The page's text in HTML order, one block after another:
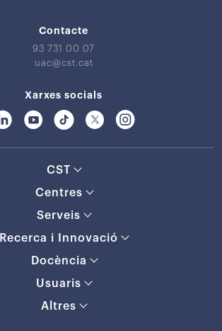
Contacte
93 731 00 07
uac@cst.cat
Xarxes socials
CST
Centres
Serveis
Recerca i Innovació
Docència
Usuaris
Altres